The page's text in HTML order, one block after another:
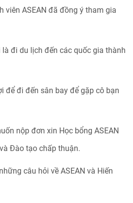
viên ASEAN đã đồng ý tham gia
là đi du lịch đến các quốc gia thành
để đi đến sân bay để gặp cô bạn
nộp đơn xin Học bổng ASEAN
Đào tạo chấp thuận.
câu hỏi về ASEAN và Hiến